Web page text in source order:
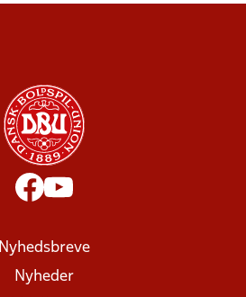
Nyhedsbreve
Nyheder